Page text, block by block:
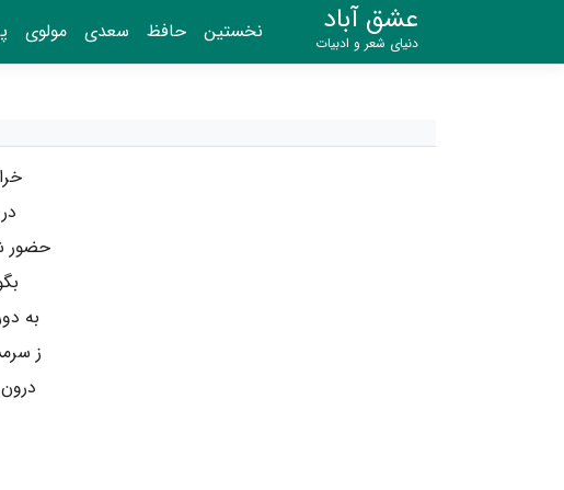
عشق آباد
دنیای شعر و ادبیات نخستین حافظ سعدی مولوی
حضور
به
ز